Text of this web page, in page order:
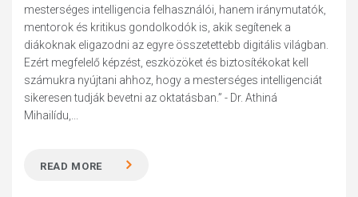
mesterséges intelligencia felhasználói, hanem iránymutatók,
mentorok és kritikus gondolkodók is, akik segítenek a
diákoknak eligazodni az egyre összetettebb digitális világban.
Ezért megfelelő képzést, eszközöket és biztosítékokat kell
számukra nyújtani ahhoz, hogy a mesterséges intelligenciát
sikeresen tudják bevetni az oktatásban.” - Dr. Athiná
Mihailídu,...
READ MORE